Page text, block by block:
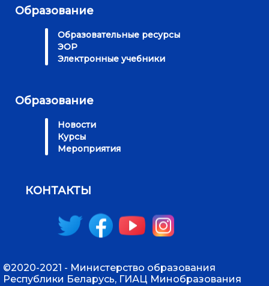
Образование
Образовательные ресурсы
ЭОР
Электронные учебники
Образование
Новости
Курсы
Мероприятия
КОНТАКТЫ
©2020-2021 - Министерство образования
Республики Беларусь, ГИАЦ Минобразования